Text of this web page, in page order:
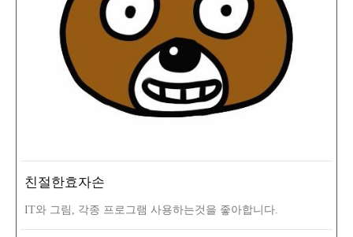
친절한효자손
IT와 그림, 각종 프로그램 사용하는것을 좋아합니다.